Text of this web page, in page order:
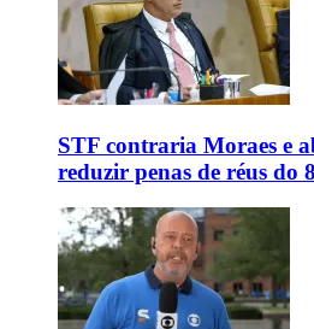
STF contraria Moraes e
reduzir penas de réus do